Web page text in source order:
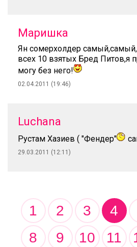
Маришка
Ян сомерхолдер
всех 10 взятых Бред Питов,я
могу без него!
02.04.2011 (19:46)
Luchana
Рустам Хазиев ( "Фендер"
29.03.2011 (12:11)
1 2 3 4
8
9 10 11